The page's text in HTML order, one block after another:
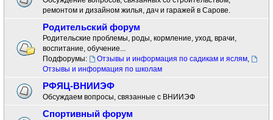
ремонтом и дизайном жилья, дач и гаражей в Сарове.
Родительский форум
Родительские проблемы, роды, кормление, уход, врачи,
воспитание, обучение...
Подфорумы:
Отзывы и информация по садикам и яслям,
Отзывы и информация по школам
РФЯЦ-ВНИИЭФ
Обсуждаем вопросы, связанные с ВНИИЭФ
Спортивный форум